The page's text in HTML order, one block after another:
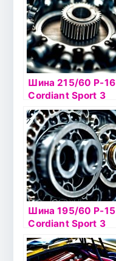
Шина 215/60 Р-16
Cordiant Sport 3
PS-2 99V б/к
Шина 195/60 Р-15
Cordiant Sport 3
PS-2 88V б/к